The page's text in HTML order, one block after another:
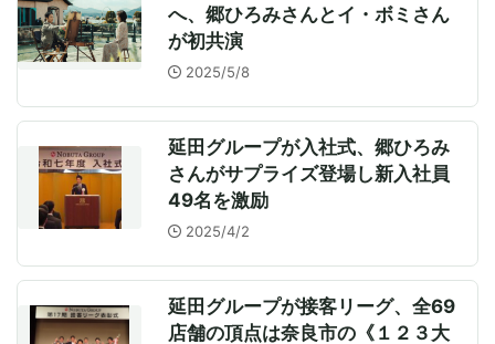
へ、郷ひろみさんとイ・ボミさん
が初共演
2025/5/8
延田グループが入社式、郷ひろみ
さんがサプライズ登場し新入社員
49名を激励
2025/4/2
延田グループが接客リーグ、全69
店舗の頂点は奈良市の《１２３大